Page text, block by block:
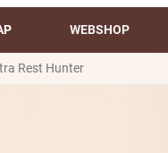
WEBSHOP
Rest Hunter